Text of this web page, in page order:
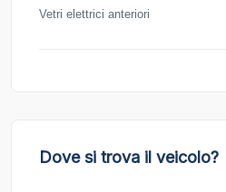
Vetri elettrici anteriori
Dove si trova il veicolo?